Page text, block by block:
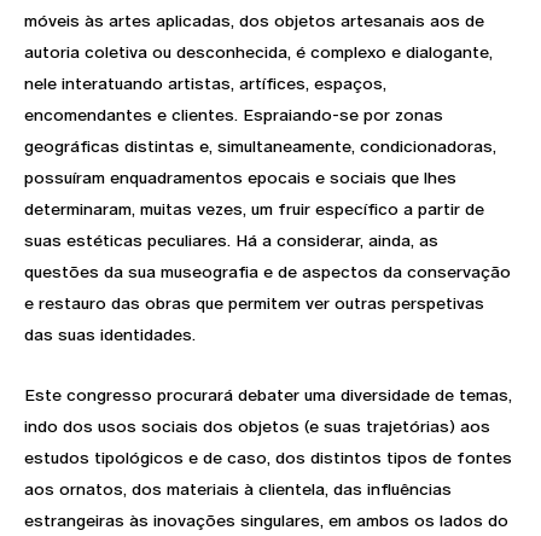
móveis às artes aplicadas, dos objetos artesanais aos de
autoria coletiva ou desconhecida, é complexo e dialogante,
nele interatuando artistas, artífices, espaços,
encomendantes e clientes. Espraiando-se por zonas
geográficas distintas e, simultaneamente, condicionadoras,
possuíram enquadramentos epocais e sociais que lhes
determinaram, muitas vezes, um fruir específico a partir de
suas estéticas peculiares. Há a considerar, ainda, as
questões da sua museografia e de aspectos da conservação
e restauro das obras que permitem ver outras perspetivas
das suas identidades.
Este congresso procurará debater uma diversidade de temas,
indo dos usos sociais dos objetos (e suas trajetórias) aos
estudos tipológicos e de caso, dos distintos tipos de fontes
aos ornatos, dos materiais à clientela, das influências
estrangeiras às inovações singulares, em ambos os lados do